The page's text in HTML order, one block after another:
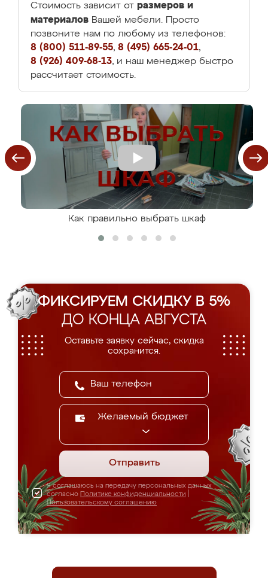
Стоимость зависит от размеров и
материалов Вашей мебели. Просто
позвоните нам по любому из телефонов:
8 (800) 511-89-55, 8 (495) 665-24-01,
8 (926) 409-68-13, и наш менеджер быстро
рассчитает стоимость.
Как правильно выбрать шкаф
ФИКСИРУЕМ СКИДКУ В 5%
ДО КОНЦА АВГУСТА
Оставьте заявку сейчас, скидка
сохранится.
Желаемый бюджет
Отправить
Я соглашаюсь на передачу персональных данных
согласно Политике конфиденциальности
Пользовательскому соглашению